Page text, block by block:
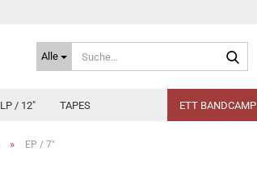
Alle
LP / 12" TAPES ETT BANDCAMP
» EP / 7"